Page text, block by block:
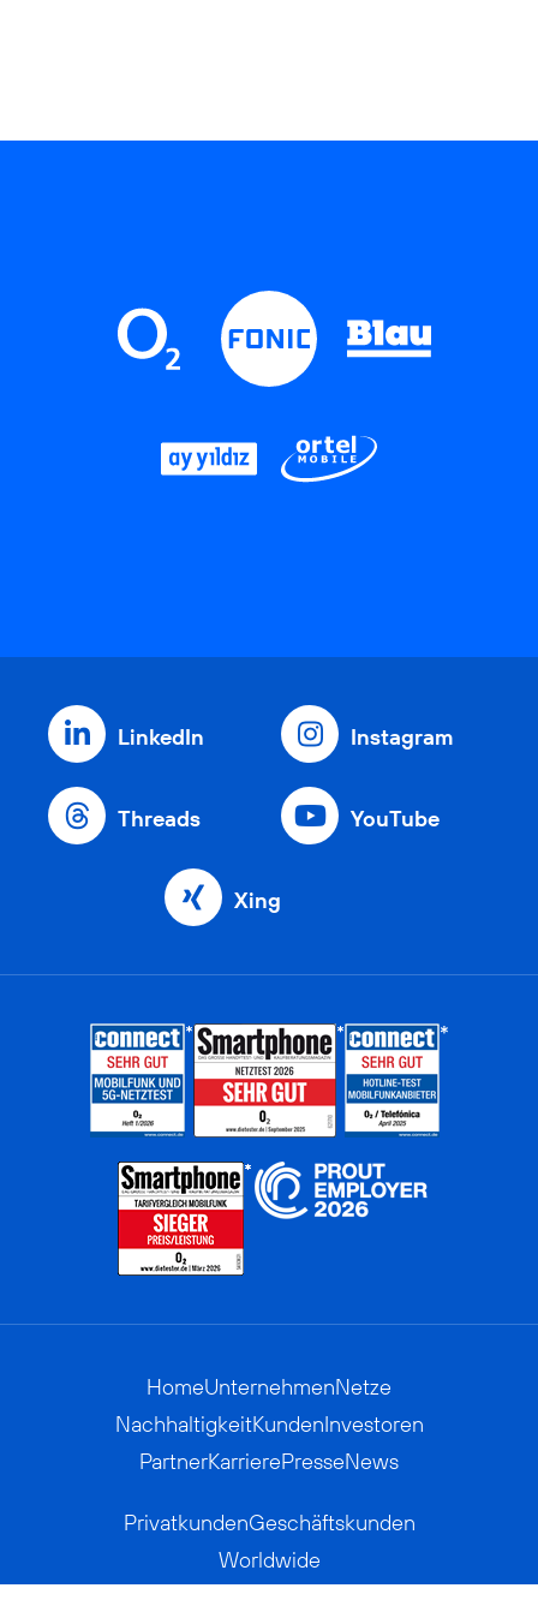
LinkedIn Instagram
Threads YouTube
Xing
HomeUnternehmenNetze
NachhaltigkeitKundenInvestoren
PartnerKarrierePresseNews
PrivatkundenGeschäftskunden
Worldwide